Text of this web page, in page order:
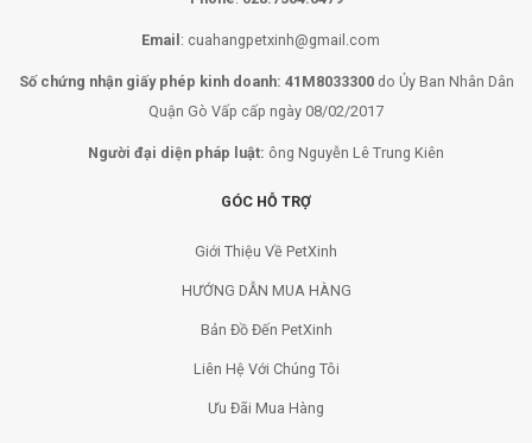
Email : cuahangpetxinh@gmail.com
Số chứng nhận giấy phép kinh doanh: 41M8033300do Ủy Ban Nhân Dân
Quận Gò Vấp cấp ngày 08/02/2017
Người đại diện pháp luật: ông Nguyễn Lê Trung Kiên
GÓC HỖ TRỢ
Giới Thiệu Về PetXinh
HƯỚNG DẪN MUA HÀNG
Bản Đồ Đến PetXinh
Liên Hệ Với Chúng Tôi
Ưu Đãi Mua Hàng